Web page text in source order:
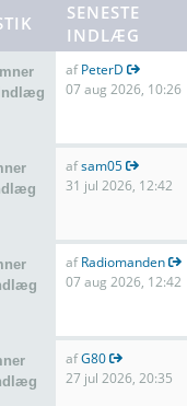
SENESTE
INDLÆG
afPeterD
07 aug 2026, 10:26
afsam05
31 jul 2026, 12:42
afRadiomanden
07 aug 2026, 12:42
afG80
27 jul 2026, 20:35